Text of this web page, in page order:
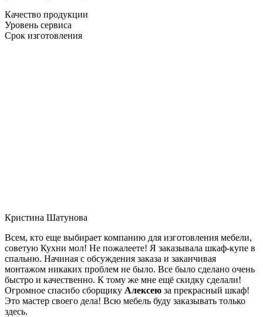
Качество продукции
Уровень сервиса
Срок изготовления
Кристина Шатунова
Всем, кто еще выбирает компанию для изготовления мебели,
советую Кухни мол! Не пожалеете! Я заказывала шкаф-купе в
спальню. Начиная с обсуждения заказа и заканчивая
монтажом никаких проблем не было. Все было сделано очень
быстро и качественно. К тому же мне ещё скидку сделали!
Огромное спасибо сборщику Алексею за прекрасный шкаф!
Это мастер своего дела! Всю мебель буду заказывать только
здесь.